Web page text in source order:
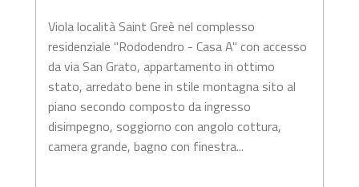
Viola località Saint Greè nel complesso
residenziale "Rododendro - Casa A" con accesso
da via San Grato, appartamento in ottimo
stato, arredato bene in stile montagna sito al
piano secondo composto da ingresso
disimpegno, soggiorno con angolo cottura,
camera grande, bagno con finestra...